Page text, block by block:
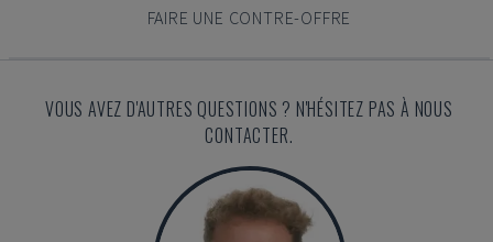
FAIRE UNE CONTRE-OFFRE
VOUS AVEZ D'AUTRES QUESTIONS ? N'HÉSITEZ PAS À NOUS
CONTACTER.